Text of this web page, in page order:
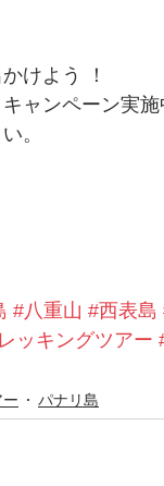
けよう ！
ャンペーン実施
。
#八重山 #西表島
ッキングツアー
パナリ島